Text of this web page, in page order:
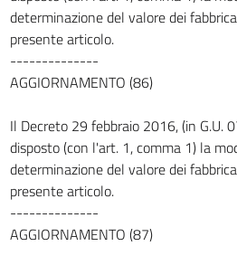
determinazione del valore dei
presente articolo.
--------------
AGGIORNAMENTO (86)
Il Decreto 29 febbraio 2016, (in G.U.
disposto (con l'art. 1, comma 1) la
determinazione del valore dei
presente articolo.
--------------
AGGIORNAMENTO (87)